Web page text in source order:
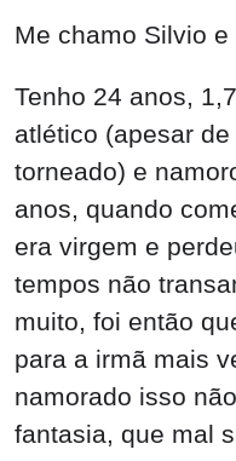
Me chamo Silvio
Tenho 24 anos,
atlético (apesar
torneado) e
anos, quando
era virgem e
tempos não
muito, foi então
para a irmã mais
namorado isso
fantasia, que mal